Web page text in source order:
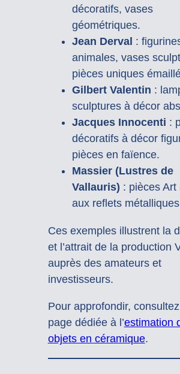
décoratifs, vases
géométriques.
Jean Derval :
animales, vases
pièces uniques
Gilbert Valentin :
sculptures à décor
Jacques Innocenti :
décoratifs à décor
pièces en faïence.
Massier (Lustres de
Vallauris) : pièces Art
aux reflets
Ces exemples illustrent la
et l’attrait de la production
auprès des amateurs et
investisseurs.
Pour approfondir,
page dédiée à l’estimation
objets en céramique.